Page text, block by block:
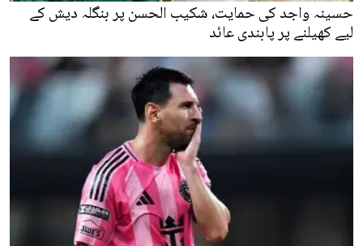
حسینہ واجد کی حمایت، شکیب الحسن پر بنگلہ دیش کے
لیے کھیلنے پر پابندی عائد